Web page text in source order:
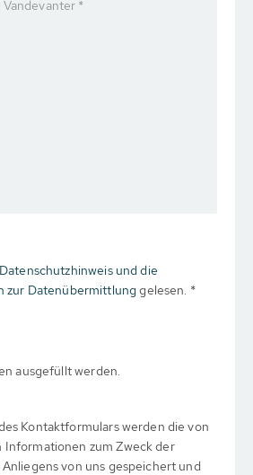
*
Datenschutzhinweis und die
zur Datenübermittlunggelesen. *
ausgefüllt werden.
Kontaktformulars werden die von
Informationen zum Zweck der
von uns gespeichert und